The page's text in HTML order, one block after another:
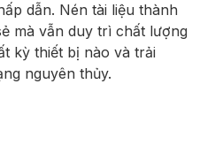
dẫn. Nén tài liệu thành
mà vẫn duy trì chất lượng
kỳ thiết bị nào và trải
nguyên thủy.